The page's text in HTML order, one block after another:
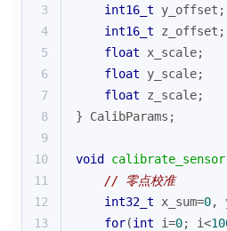
3
int16_t y_offset;
4
int16_t z_offset;
5
float x_scale;
6
float y_scale;
7
float z_scale;
8
} CalibParams;
9
10
void calibrate_sensor
11
// 零点校准
12
int32_t x_sum=0,
13
for(int i=0; i<